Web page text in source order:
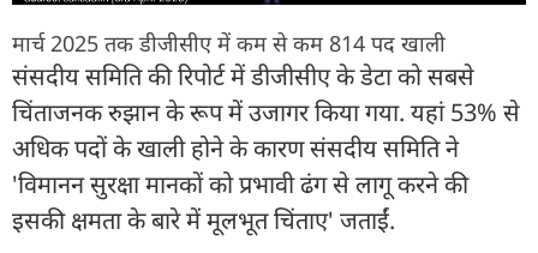
मार्च 2025 तक डीजीसीए में कम से कम 814 पद खाली
संसदीय समिति की रिपोर्ट में डीजीसीए के डेटा को सबसे
चिंताजनक रुझान के रूप में उजागर किया गया. यहां 53% से
अधिक पदों के खाली होने के कारण संसदीय समिति ने
'विमानन सुरक्षा मानकों को प्रभावी ढंग से लागू करने की
इसकी क्षमता के बारे में मूलभूत चिंताए' जताईं.